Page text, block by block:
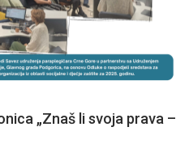
„Znaš li svoja prava –